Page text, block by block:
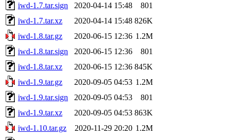
iwd-1.7.tar.sign
2020-04-14 15:48
801
iwd-1.7.tar.xz
2020-04-14 15:48 826K
iwd-1.8.tar.gz
2020-06-15 12:36 1.2M
iwd-1.8.tar.sign
2020-06-15 12:36
801
iwd-1.8.tar.xz
2020-06-15 12:36 845K
iwd-1.9.tar.gz
2020-09-05 04:53 1.2M
iwd-1.9.tar.sign
2020-09-05 04:53
801
iwd-1.9.tar.xz
2020-09-05 04:53 863K
iwd-1.10.tar.gz
2020-11-29 20:20 1.2M